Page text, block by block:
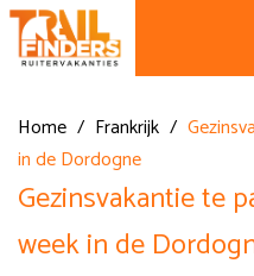
Home / Frankrijk /
in de Dordogne
Gezinsvakantie te
week in de